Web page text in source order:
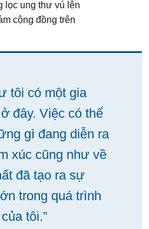
lọc ung thư vú lên
cộng đồng trên
tôi có một gia
đây. Việc có thể
gì đang diễn ra
xúc cũng như về
đã tạo ra sự
trong quá trình
tôi.”